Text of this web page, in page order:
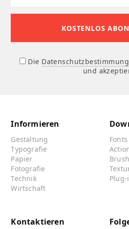
Die
und
Informieren
Gestaltung
Typografie
Papier
Fotografie
Technik
Wirtschaft
Fonts
Plug-
Kontaktieren